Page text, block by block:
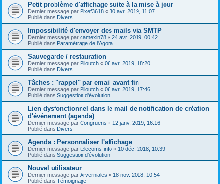
Petit problème d'affichage suite à la mise à jour
Dernier message par Pixef3618 « 30 avr. 2019, 11:07
Publié dans Divers
Impossibilité d'envoyer des mails via SMTP
Dernier message par camexin78 « 24 avr. 2019, 00:42
Publié dans Paramétrage de l'Agora
Sauvegarde / restauration
Dernier message par Piloutch « 06 avr. 2019, 18:20
Publié dans Divers
Tâches : "rappel" par email avant fin
Dernier message par Piloutch « 06 avr. 2019, 17:46
Publié dans Suggestion d'évolution
Lien dysfonctionnel dans le mail de notification de création
d'événement (agenda)
Dernier message par Congruens « 12 janv. 2019, 16:16
Publié dans Divers
Agenda : Personnaliser l'affichage
Dernier message par telecoms-info « 10 déc. 2018, 10:39
Publié dans Suggestion d'évolution
Nouvel utilisateur
Dernier message par Arverniales « 18 nov. 2018, 10:54
Publié dans Témoignage